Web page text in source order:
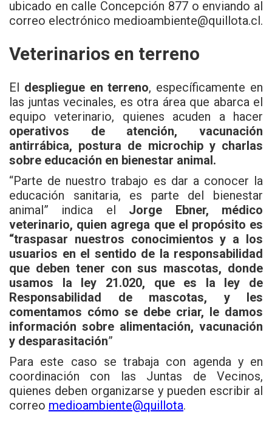
ubicado en calle Concepción 877 o enviando al
correo electrónico medioambiente@quillota.cl.
Veterinarios en terreno
El despliegue en terreno, específicamente en
las juntas vecinales, es otra área que abarca el
equipo veterinario, quienes acuden a hacer
operativos de atención, vacunación
antirrábica, postura de microchip y charlas
sobre educación en bienestar animal.
“Parte de nuestro trabajo es dar a conocer la
educación sanitaria, es parte del bienestar
animal” indica el Jorge Ebner, médico
veterinario, quien agrega que el propósito es
“traspasar nuestros conocimientos y a los
usuarios en el sentido de la responsabilidad
que deben tener con sus mascotas, donde
usamos la ley 21.020, que es la ley de
Responsabilidad de mascotas, y les
comentamos cómo se debe criar, le damos
información sobre alimentación, vacunación
y desparasitación”
Para este caso se trabaja con agenda y en
coordinación con las Juntas de Vecinos,
quienes deben organizarse y pueden escribir al
correo medioambiente@quillota.